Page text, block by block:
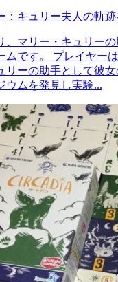
：キュリー夫人の軌跡
、マリー・キュリー
ムです。 プレイヤー
リーの助手として彼
ウムを発見し実験...